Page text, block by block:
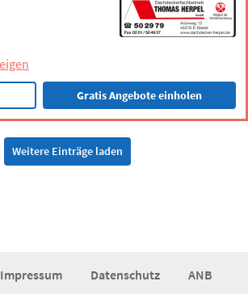
Gratis Angebote einholen
Weitere Einträge laden
Impressum Datenschutz ANB